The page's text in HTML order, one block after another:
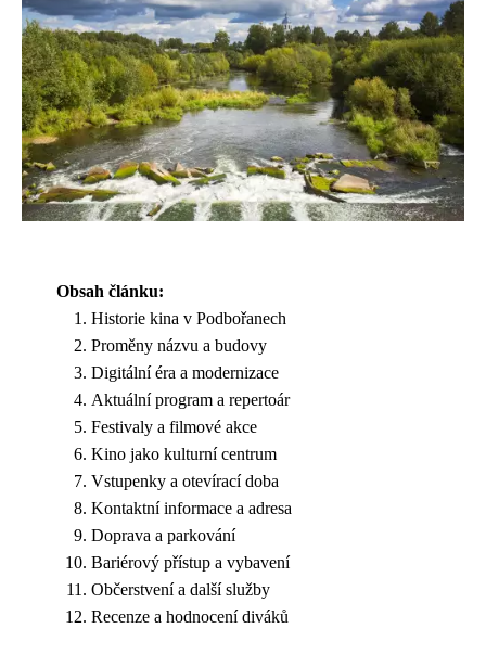
Obsah článku:
Historie kina v Podbořanech
Proměny názvu a budovy
Digitální éra a modernizace
Aktuální program a repertoár
Festivaly a filmové akce
Kino jako kulturní centrum
Vstupenky a otevírací doba
Kontaktní informace a adresa
Doprava a parkování
Bariérový přístup a vybavení
Občerstvení a další služby
Recenze a hodnocení diváků